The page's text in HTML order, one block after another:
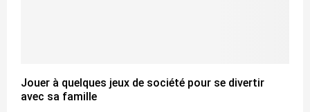
Jouer à quelques jeux de société pour se divertir
avec sa famille